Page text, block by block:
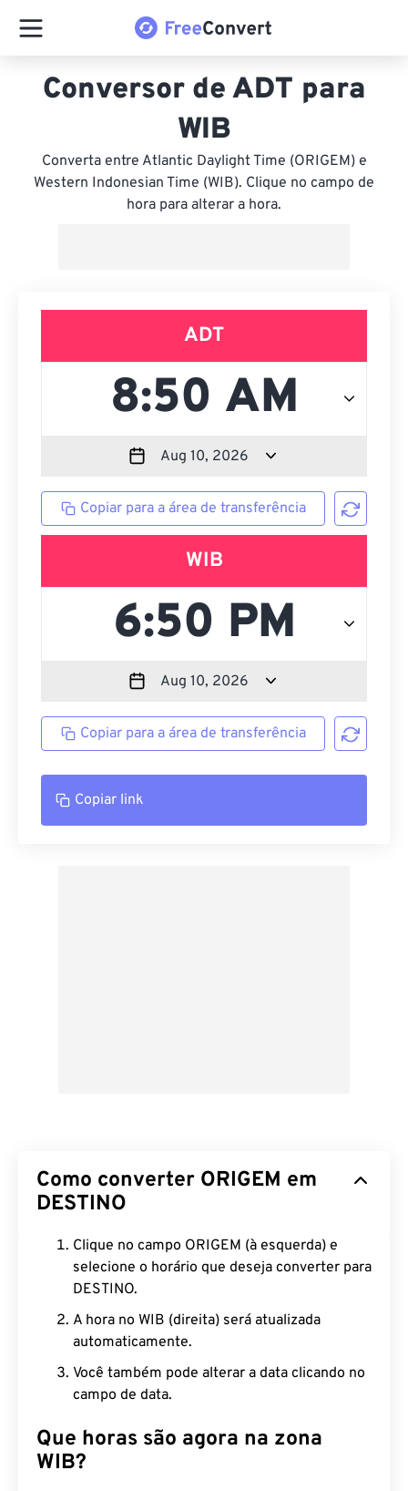
Conversor de ADT para
WIB
Converta entre Atlantic Daylight Time (ORIGEM) e
Western Indonesian Time (WIB). Clique no campo de
hora para alterar a hora.
ADT
Copiar para a área de transferência
WIB
Copiar para a área de transferência
Copiar link
Como converter ORIGEM em
DESTINO
Clique no campo ORIGEM (à esquerda) e
selecione o horário que deseja converter para
DESTINO.
A hora no WIB (direita) será atualizada
automaticamente.
Você também pode alterar a data clicando no
campo de data.
Que horas são agora na zona
WIB?